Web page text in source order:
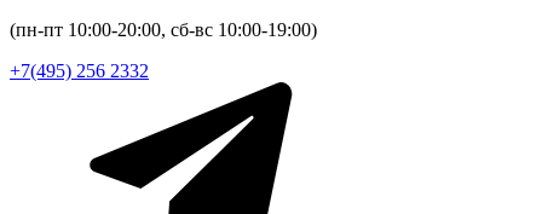
(пн-пт 10:00-20:00, сб-вс 10:00-19:00)
+7(495) 256 2332